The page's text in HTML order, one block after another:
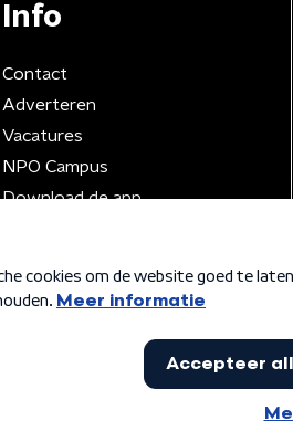
Info
Contact
Adverteren
Vacatures
NPO Campus
Download de app